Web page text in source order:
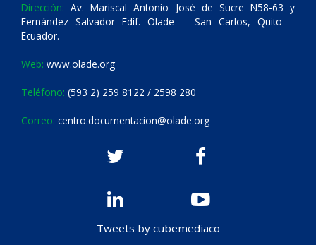
Dirección: Av. Mariscal Antonio José de Sucre N58-63 y
Fernández Salvador Edif. Olade – San Carlos, Quito –
Ecuador.
Web: www.olade.org
Teléfono: (593 2) 259 8122 / 2598 280
Correo: centro.documentacion@olade.org
Tweets by cubemediaco